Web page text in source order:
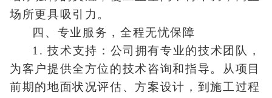
场所更具吸引力。
四、专业服务，全程无忧保障
1. 技术支持：公司拥有专业的技术团队，
为客户提供全方位的技术咨询和指导。从项目
前期的地面状况评估、方案设计，到施工过程